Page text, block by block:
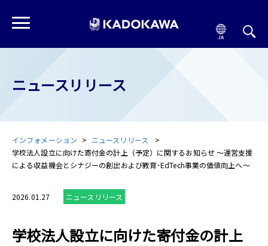
ニュースリリース
インフォメーション
ニュースリリース
学校法人設立に向けた寄付金の計上（予定）に関するお知らせ ～運営支援
による収益機会とシナジーの創出および教育･EdTech事業の価値向上へ～
2026.01.27 ニュースリリース
学校法人設立に向けた寄付金の計上